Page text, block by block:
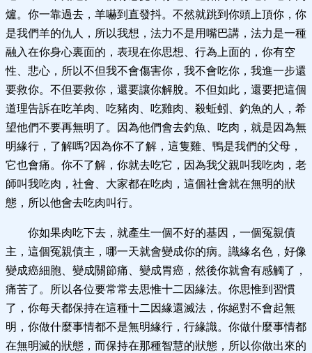
爐。你一靠過去，羊嚇到直發抖。不然就跳到你頭上頂你，你
是我們羊的仇人，所以我想，法力不是用嘴巴講，法力是一種
融入在你身心裏面的，表現在你思想、行為上面的，你有空
性、悲心，所以不但我不會傷害你，我不會吃你，我進一步還
要救你。不但要救你，還要讓你解脫。不但如此，還要把這個
道理告訴在吃羊肉、吃豬肉、吃雞肉、殺蚯蚓、釣魚的人，希
望他們不要再無明了。因為他們會去釣魚、吃肉，就是因為無
明緣行，了解嗎?因為你不了解，這隻雞、鴨是我們的父母，
它也會痛。你不了解，你就去吃它，因為我父親叫我吃肉，老
師叫我吃肉，社會、大家都在吃肉，這個社會就在無明的狀
態，所以他會去吃肉叫行。
你如果肉吃下去，就產生一個不好的基因，一個冤親債
主，這個冤親債主，哪一天就會變成你的病。識緣名色，好像
變成癌細胞、變成關節痛、變成胃癌，然後你就會有感觸了，
痛苦了。所以各位要常常去思惟十二因緣法。你思惟到習慣
了，你每天都保持在這種十二因緣還滅法，你絕對不會起無
明，你做什麼事情都不是無明緣行，行緣識。你做什麼事情都
在無明滅的狀態，而保持在那種智慧的狀態，所以你做出來的